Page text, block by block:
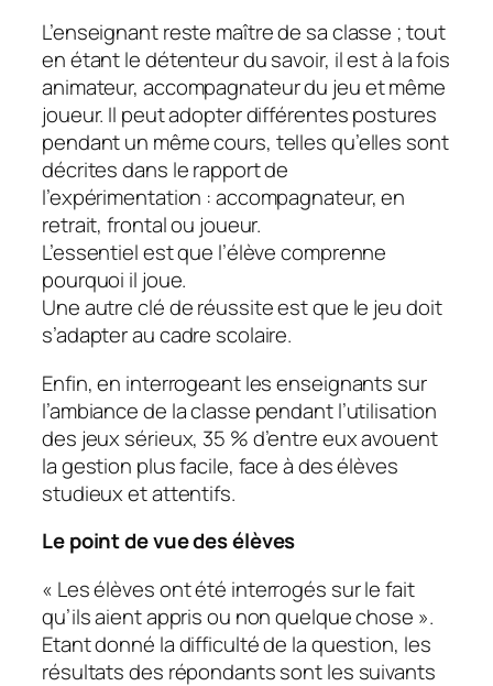
L’enseignant reste maître de sa classe ; tout
en étant le détenteur du savoir, il est à la fois
animateur, accompagnateur du jeu et même
joueur. Il peut adopter différentes postures
pendant un même cours, telles qu’elles sont
décrites dans le rapport de
l’expérimentation : accompagnateur, en
retrait, frontal ou joueur.
L’essentiel est que l’élève comprenne
pourquoi il joue.
Une autre clé de réussite est que le jeu doit
s’adapter au cadre scolaire.
Enfin, en interrogeant les enseignants sur
l’ambiance de la classe pendant l’utilisation
des jeux sérieux, 35 % d’entre eux avouent
la gestion plus facile, face à des élèves
studieux et attentifs.
Le point de vue des élèves
« Les élèves ont été interrogés sur le fait
qu’ils aient appris ou non quelque chose ».
Etant donné la difficulté de la question, les
résultats des répondants sont les suivants